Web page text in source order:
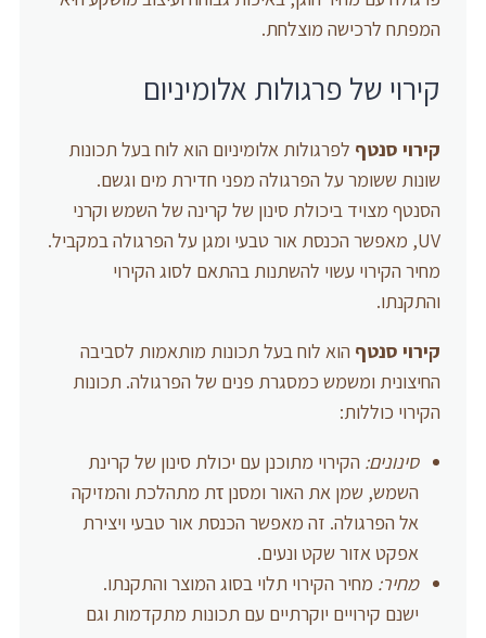
המפתח לרכישה מוצלחת.
קירוי של פרגולות אלומיניום
קירוי סנטף לפרגולות אלומיניום הוא לוח בעל תכונות
שונות ששומר על הפרגולה מפני חדירת מים וגשם.
הסנטף מצויד ביכולת סינון של קרינה של השמש וקרני
UV, מאפשר הכנסת אור טבעי ומגן על הפרגולה במקביל.
מחיר הקירוי עשוי להשתנות בהתאם לסוג הקירוי
והתקנתו.
קירוי סנטף הוא לוח בעל תכונות מותאמות לסביבה
החיצונית ומשמש כמסגרת פנים של הפרגולה. תכונות
הקירוי כוללות:
סינונים: הקירוי מתוכנן עם יכולת סינון של קרינת
השמש, שמן את האור ומסנן τת מתהלכת והמזיקה
אל הפרגולה. זה מאפשר הכנסת אור טבעי ויצירת
אפקט אזור שקט ונעים.
מחיר: מחיר הקירוי תלוי בסוג המוצר והתקנתו.
ישנם קירויים יוקרתיים עם תכונות מתקדמות וגם